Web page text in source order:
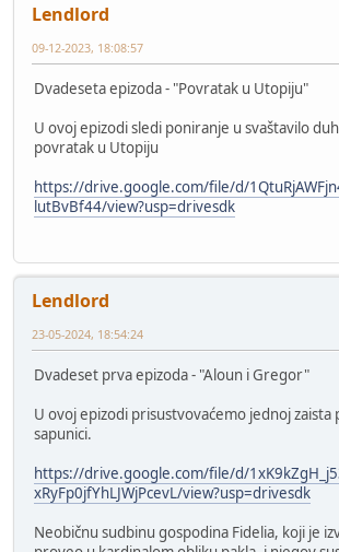
Lendlord
09-12-2023, 18:08:57
Dvadeseta epizoda - "Povratak u Utopiju"
U ovoj epizodi sledi poniranje u svaštavilo
povratak u Utopiju
https://drive.google.com/file/d/
lutBvBf44/view?usp=drivesdk
Lendlord
23-05-2024, 18:54:24
Dvadeset prva epizoda - "Aloun i Gregor"
U ovoj epizodi prisustvovaćemo jednoj zaista
sapunici.
https://drive.google.com/file/d/
xRyFp0jfYhLJWjPcevL/view?usp=drivesdk
Neobičnu sudbinu gospodina Fidelia, koji je